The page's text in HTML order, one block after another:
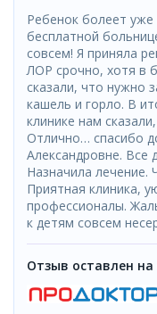
Ребенок болеет уже
бесплатной
совсем! Я приняла
ЛОР срочно, хотя в
сказали, что нужно
кашель и горло. В
клинике нам
Отлично… спасибо
Александровне. Все
Назначила лечение.
Приятная клиника,
профессионалы.
к детям совсем
Отзыв оставлен на